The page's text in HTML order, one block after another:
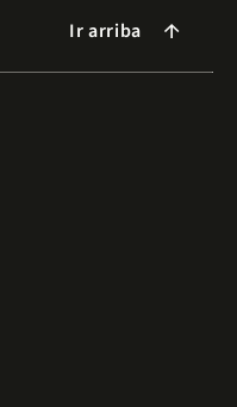
Ir arriba arrow_forward